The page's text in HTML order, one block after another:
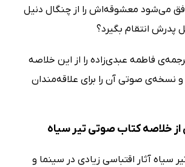
می‌شود معشوقه‌اش را از چنگال دنیل
پدرش انتقام بگیرد؟
فاطمه عبدی‌زاده را از این خلاصه
و نسخه‌ی صوتی آن را برای علاقه‌مندان
خلاصه کتاب صوتی تیر سیاه
سیاه آثار اقتباسی زیادی در سینما و